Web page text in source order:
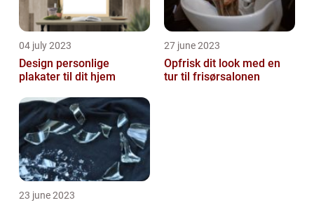
04 july 2023
Design personlige
plakater til dit hjem
27 june 2023
Opfrisk dit look med en
tur til frisørsalonen
23 june 2023